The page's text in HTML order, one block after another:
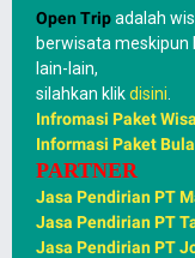
Open Tripadalah
berwisata meskipun
lain-lain,
silahkan klikdisini
Infromasi Paket
Informasi Paket
PARTNER
Jasa Pendirian PT
Jasa Pendirian PT
Jasa Pendirian PT